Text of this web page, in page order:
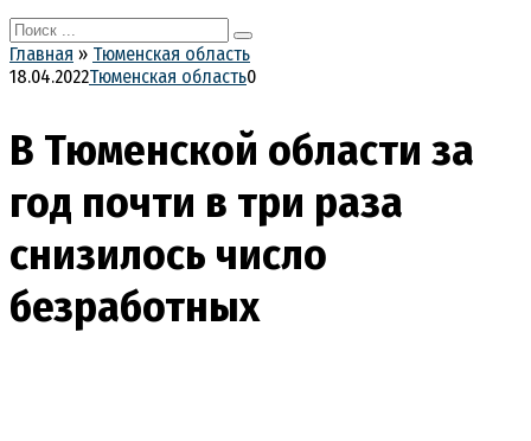
Search
for:
Главная » Тюменская область
18.04.2022Тюменская область0
В Тюменской области за
год почти в три раза
снизилось число
безработных